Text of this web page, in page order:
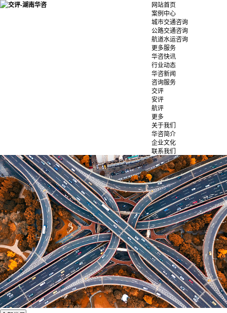
网站首页
案例中心
城市交通咨询
公路交通咨询
航道水运咨询
更多服务
华咨快讯
行业动态
华咨新闻
咨询服务
交评
安评
航评
更多
关于我们
华咨简介
企业文化
联系我们